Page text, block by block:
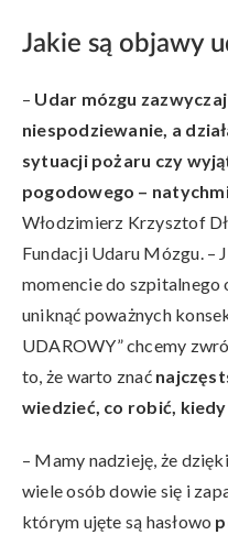
Jakie są objawy
– Udar mózgu
niespodziewanie, a
sytuacji pożaru czy
pogodowego –
Włodzimierz Krzysztof
Fundacji Udaru Mózgu. –
momencie do szpitalnego
uniknąć poważnych
UDAROWY” chcemy
to, że warto znać
wiedzieć, co robić, kiedy
– Mamy nadzieję, że
wiele osób dowie się i
którym ujęte są hasłowo